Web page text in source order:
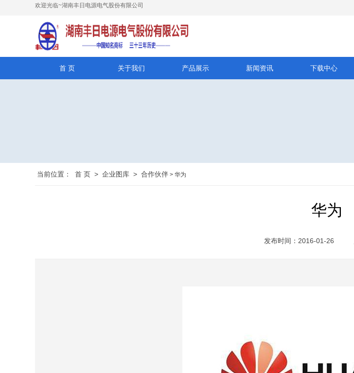
欢迎光临~湖南丰日电源电气股份有限公司
首 页 关于我们 产品展示 新闻资讯 下载中心
当前位置： 首 页 > 企业图库 > 合作伙伴 > 华为
华为
发布时间：2016-01-26